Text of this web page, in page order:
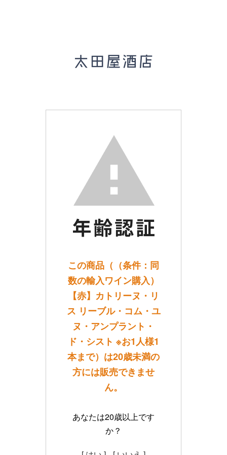
この商品（（条件：同
数の輸入ワイン購入）
【赤】カトリーヌ・リ
ス リーブル・コム・ユ
ヌ・アンプラント・
ド・シスト ※お1人様1
本まで）は20歳未満の
方には販売できませ
ん。
あなたは20歳以上です
か？